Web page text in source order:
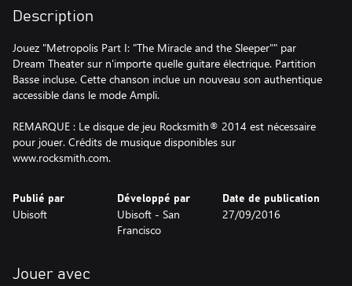
Description
Jouez "Metropolis Part I: "The Miracle and the Sleeper"" par
Dream Theater sur n'importe quelle guitare électrique. Partition
Basse incluse. Cette chanson inclue un nouveau son authentique
accessible dans le mode Ampli.
REMARQUE : Le disque de jeu Rocksmith® 2014 est nécessaire
pour jouer. Crédits de musique disponibles sur
www.rocksmith.com.
Publié par
Ubisoft
Développé par
Ubisoft - San
Francisco
Date de publication
27/09/2016
Jouer avec